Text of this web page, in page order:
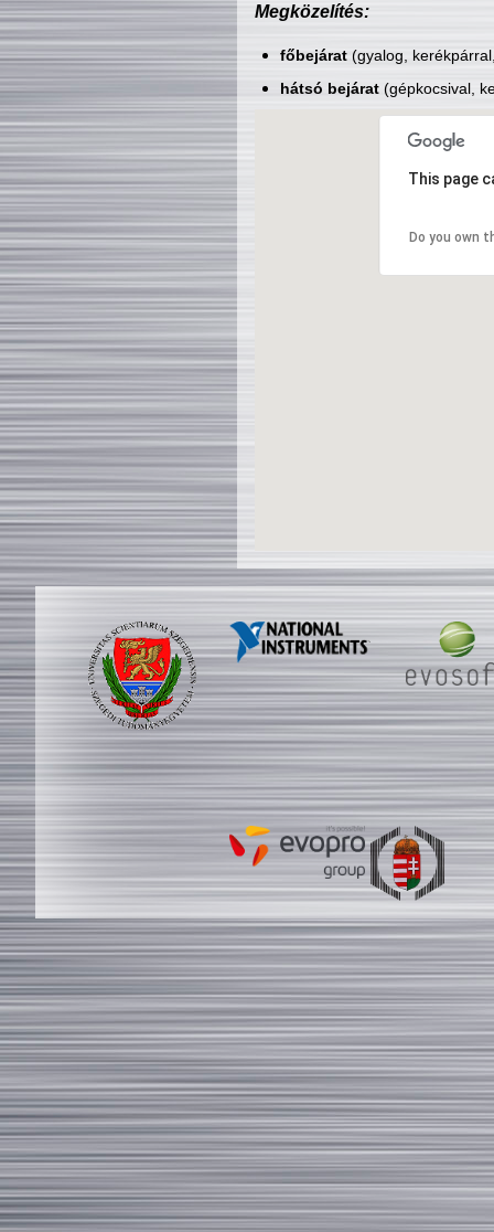
Megközelítés:
főbejárat(gyalog,
hátsó bejárat(gépkocsival,
This page
Do you own